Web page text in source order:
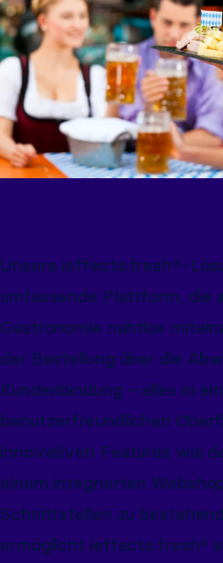
Unsere ieffects.fresh®-
umfassende Plattform, die
Gastronomie nahtlos
der Bestellung über die
Kundenbindung – alles in
benutzerfreundlichen
innovativen Features wie
einem integrierten
Schnittstellen zu
ermöglicht ieffects.fresh®